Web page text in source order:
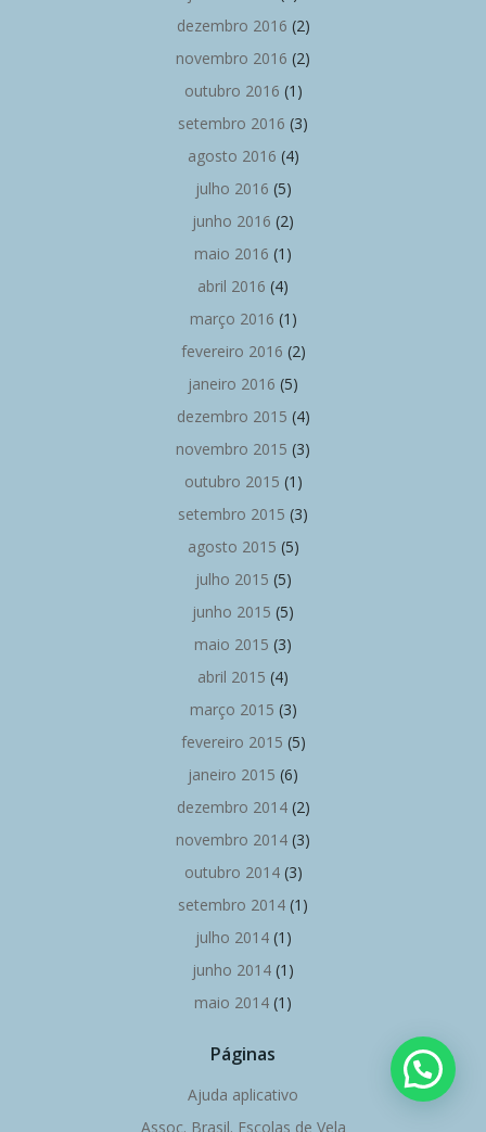
dezembro 2016 (2)
novembro 2016 (2)
outubro 2016 (1)
setembro 2016 (3)
agosto 2016 (4)
julho 2016 (5)
junho 2016 (2)
maio 2016 (1)
abril 2016 (4)
março 2016 (1)
fevereiro 2016 (2)
janeiro 2016 (5)
dezembro 2015 (4)
novembro 2015 (3)
outubro 2015 (1)
setembro 2015 (3)
agosto 2015 (5)
julho 2015 (5)
junho 2015 (5)
maio 2015 (3)
abril 2015 (4)
março 2015 (3)
fevereiro 2015 (5)
janeiro 2015 (6)
dezembro 2014(2)
novembro 2014 (3)
outubro 2014(3)
setembro 2014 (1)
julho 2014(1)
junho 2014 (1)
maio 2014 (1)
Páginas
Ajuda aplicativo
Assoc. Brasil. Escolas de Vela
Mais informações?